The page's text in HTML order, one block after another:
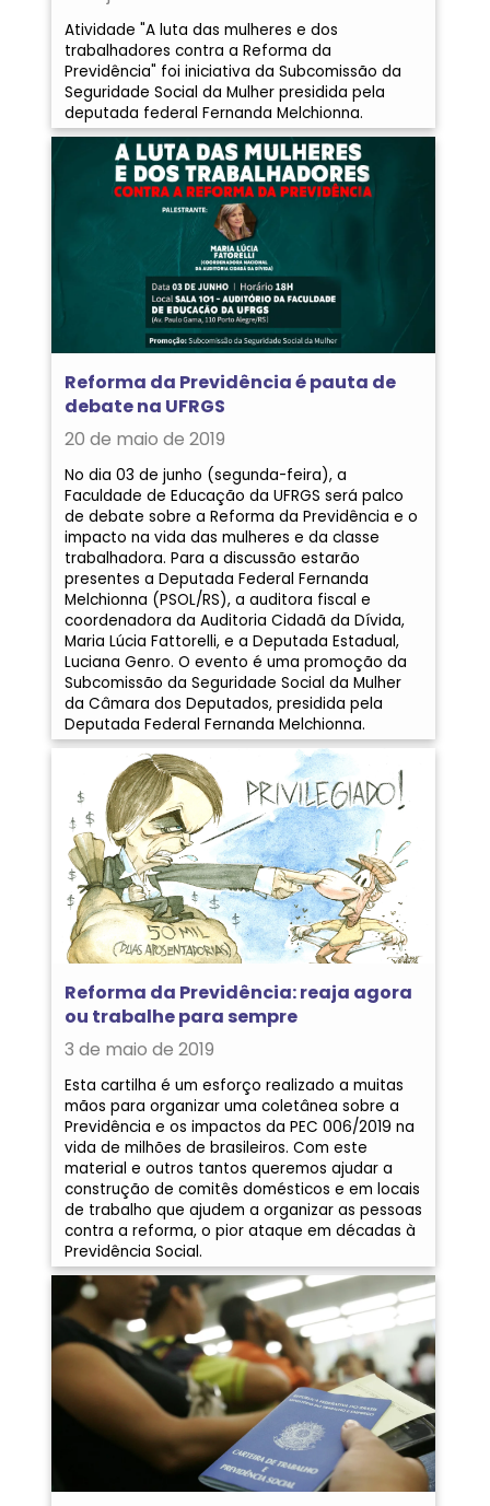
Atividade "A luta das mulheres e dos
trabalhadores contra a Reforma da
Previdência" foi iniciativa da Subcomissão da
Seguridade Social da Mulher presidida pela
deputada federal Fernanda Melchionna.
Reforma da Previdência é pauta de
debate na UFRGS
20 de maio de 2019
No dia 03 de junho (segunda-feira), a
Faculdade de Educação da UFRGS será palco
de debate sobre a Reforma da Previdência e o
impacto na vida das mulheres e da classe
trabalhadora. Para a discussão estarão
presentes a Deputada Federal Fernanda
Melchionna (PSOL/RS), a auditora fiscal e
coordenadora da Auditoria Cidadã da Dívida,
Maria Lúcia Fattorelli, e a Deputada Estadual,
Luciana Genro. O evento é uma promoção da
Subcomissão da Seguridade Social da Mulher
da Câmara dos Deputados, presidida pela
Deputada Federal Fernanda Melchionna.
Reforma da Previdência: reaja agora
ou trabalhe para sempre
3 de maio de 2019
Esta cartilha é um esforço realizado a muitas
mãos para organizar uma coletânea sobre a
Previdência e os impactos da PEC 006/2019 na
vida de milhões de brasileiros. Com este
material e outros tantos queremos ajudar a
construção de comitês domésticos e em locais
de trabalho que ajudem a organizar as pessoas
contra a reforma, o pior ataque em décadas à
Previdência Social.